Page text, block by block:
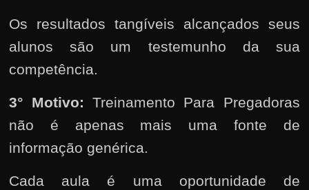
Os resultados tangíveis alcançados seus
alunos são um testemunho da sua
competência.
3° Motivo: Treinamento Para Pregadoras
não é apenas mais uma fonte de
informação genérica.
Cada aula é uma oportunidade de